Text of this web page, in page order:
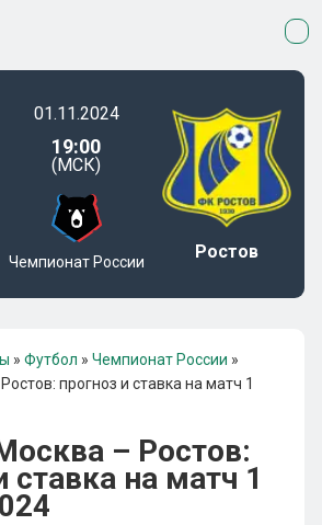
01.11.2024
19:00
(МСК)
Чемпионат России Ростов
» Футбол » Чемпионат России »
прогноз и ставка на матч 1
– Ростов:
ставка на матч 1